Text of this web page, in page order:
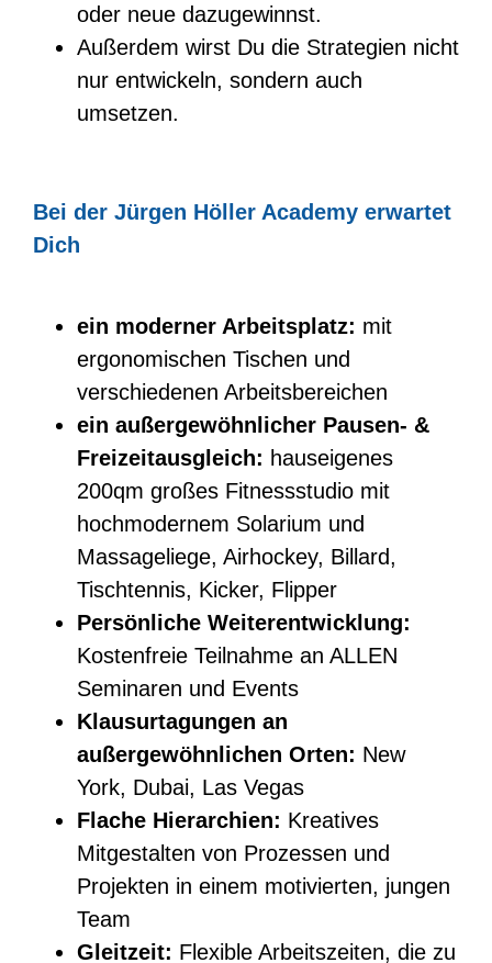
oder neue dazugewinnst.
Außerdem wirst Du die Strategien nicht
nur entwickeln, sondern auch
umsetzen.
Bei der Jürgen Höller Academy erwartet
Dich
ein moderner Arbeitsplatz: mit
ergonomischen Tischen und
verschiedenen Arbeitsbereichen
ein außergewöhnlicher Pausen- &
Freizeitausgleich: hauseigenes
200qm großes Fitnessstudio mit
hochmodernem Solarium und
Massageliege, Airhockey, Billard,
Tischtennis, Kicker, Flipper
Persönliche Weiterentwicklung:
Kostenfreie Teilnahme an ALLEN
Seminaren und Events
Klausurtagungen an
außergewöhnlichen Orten: New
York, Dubai, Las Vegas
Flache Hierarchien: Kreatives
Mitgestalten von Prozessen und
Projekten in einem motivierten, jungen
Team
Gleitzeit: Flexible Arbeitszeiten, die zu